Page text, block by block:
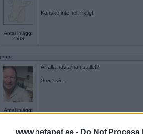
www.betapet.se - Do Not Process
Antal inlägg:
2503
Kanske inte helt riktigt
pogu
Antal inlägg:
5687
Är alla hästarna i stallet?
Snart så…